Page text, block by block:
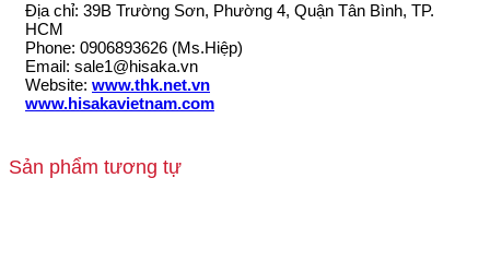
Địa chỉ: 39B Trường Sơn, Phường 4, Quận Tân Bình, TP.
HCM
Phone: 0906893626 (Ms.Hiệp)
Email: sale1@hisaka.vn
Website: www.thk.net.vn
www.hisakavietnam.com
Sản phẩm tương tự